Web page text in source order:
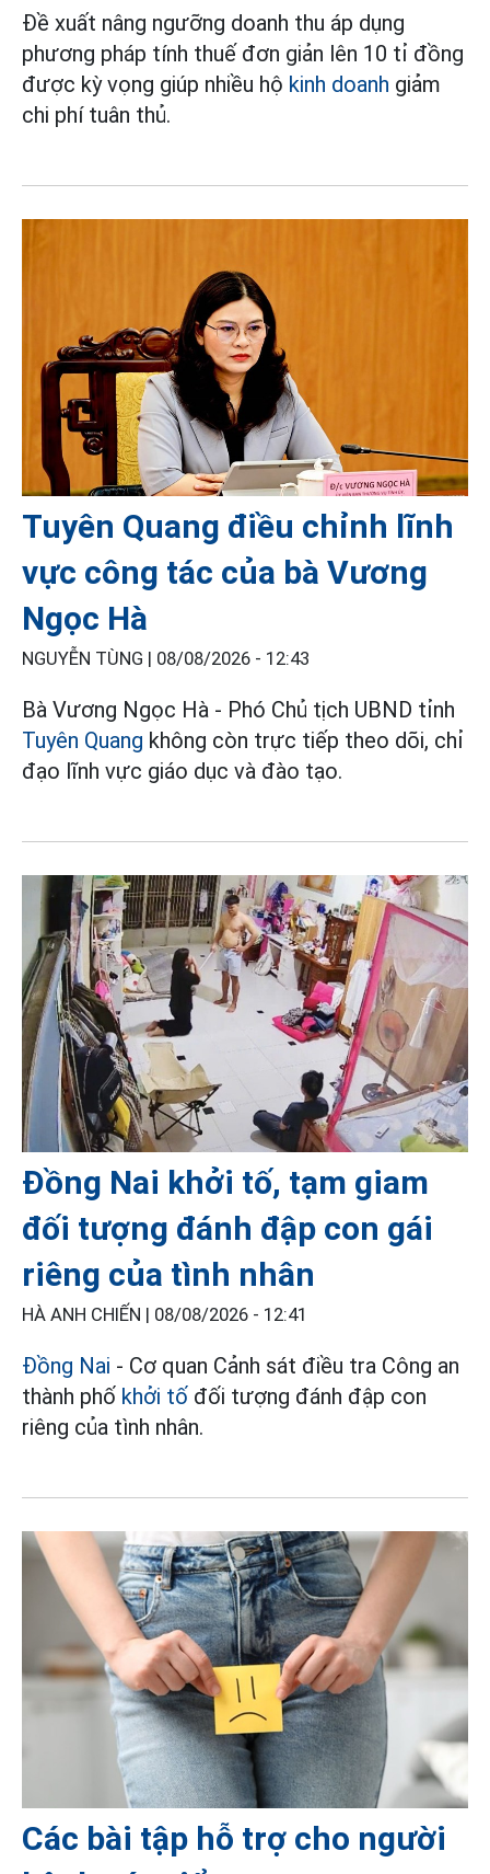
Đề xuất nâng ngưỡng doanh thu áp dụng
phương pháp tính thuế đơn giản lên 10 tỉ đồng
được kỳ vọng giúp nhiều hộ kinh doanh giảm
chi phí tuân thủ.
Tuyên Quang điều chỉnh lĩnh
vực công tác của bà Vương
Ngọc Hà
NGUYỄN TÙNG | 08/08/2026 - 12:43
Bà Vương Ngọc Hà - Phó Chủ tịch UBND tỉnh
Tuyên Quang không còn trực tiếp theo dõi, chỉ
đạo lĩnh vực giáo dục và đào tạo.
Đồng Nai khởi tố, tạm giam
đối tượng đánh đập con gái
riêng của tình nhân
HÀ ANH CHIẾN | 08/08/2026 - 12:41
Đồng Nai - Cơ quan Cảnh sát điều tra Công an
thành phố khởi tố đối tượng đánh đập con
riêng của tình nhân.
Các bài tập hỗ trợ cho người